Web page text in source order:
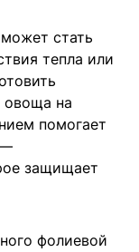
стать
тепла или
овоща на
помогает
—
защищает
фолиевой